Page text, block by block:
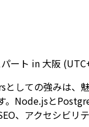
ート in 大阪
としての強みは、
。Node.jsと
、アクセシビリ